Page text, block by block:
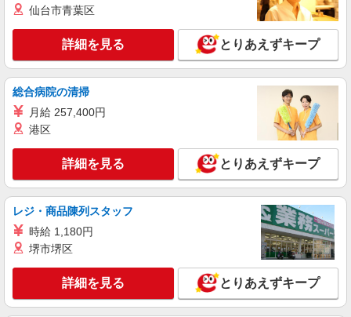
有）★ ゜・。○。・゜+゜・。○。・゜+゜
詳細を見る
紹介予定派遣
株式会社シエロ
時給1600円〜 ※別途インセンティブ、職能評
価制度あり ※残業代支給 ★交通費別途支給（規定
社祝い金10万円支給(規定有) お友達を紹介頂くと,
インセンティブ支給(規定有) ★月2回払い・週払い
可能（規程有）★ ゜・。○。・゜+゜・。○。・゜
+゜
愛知県名古屋市中村区の家電量販店
キープ 詳細を見る
派遣社員
株式会社シエロ
【ワイモバイル】の店舗スタッフ
時給1600円〜 ※別途インセンティブ、職能評
価制度あり ※残業代支給 ★交通費別途支給（規定
あり） ゜+゜・。○。・゜+゜・。○。・゜+゜ 入
社祝い金10万円支給(規定有) お友達を紹介頂くと,
愛知県名古屋市中村区のsoftbankショップ
仙台市青葉区
詳細を見る とりあえずキープ
総合病院の清掃
月給 257,400円
港区
詳細を見る とりあえずキープ
レジ・商品陳列スタッフ
時給 1,180円
堺市堺区
詳細を見る とりあえずキープ